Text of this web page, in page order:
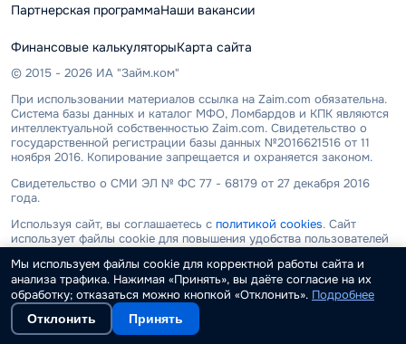
Партнерская программаНаши вакансии
Финансовые калькуляторыКарта сайта
© 2015 - 2026 ИА "Займ.ком"
При использовании материалов ссылка на Zaim.com обязательна.
Система базы данных и каталог МФО, Ломбардов и КПК являются
интеллектуальной собственностью Zaim.com. Свидетельство о
государственной регистрации базы данных №2016621516 от 11
ноября 2016. Копирование запрещается и охраняется законом.
Свидетельство о СМИ ЭЛ № ФС 77 - 68179 от 27 декабря 2016
года.
Используя сайт, вы соглашаетесь с политикой cookies. Сайт
использует файлы cookie для повышения удобства пользователей
сервисов.
ООО "ИА "Займ.ком" не является микрофинансовой или
кредитной организацией, не выдает займы и не привлекает
денежных средств. Информация, размещенная на сайте, носит
исключительно ознакомительный характер. Все условия и
Мы используем файлы cookie для корректной работы сайта и
анализа трафика. Нажимая «Принять», вы даёте согласие на их
обработку; отказаться можно кнопкой «Отклонить». Подробнее
Отклонить Принять